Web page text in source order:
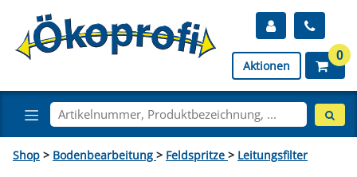
Aktionen
0
Shop > Bodenbearbeitung > Feldspritze > Leitungsfilter